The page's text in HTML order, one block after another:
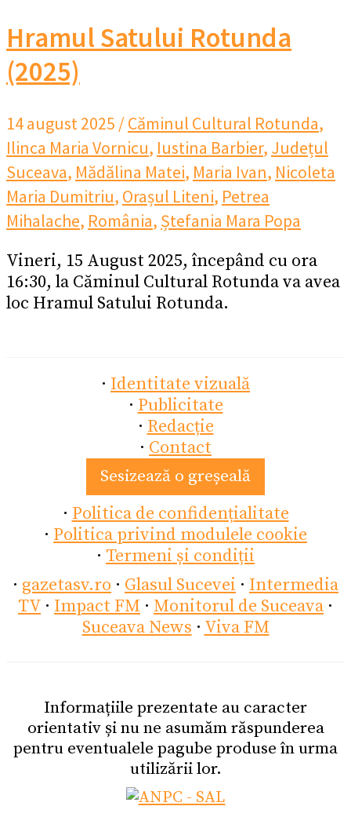
Hramul Satului Rotunda
(2025)
14 august 2025 /Căminul Cultural Rotunda,
Ilinca Maria Vornicu, Iustina Barbier, Județul
Suceava, Mădălina Matei, Maria Ivan, Nicoleta
Maria Dumitriu, Orașul Liteni, Petrea
Mihalache, România, Ștefania Mara Popa
Vineri, 15 August 2025, începând cu ora
16:30, la Căminul Cultural Rotunda va avea
loc Hramul Satului Rotunda.
· Identitate vizuală
· Publicitate
· Redacție
· Contact
Sesizează o greșeală
· Politica de confidențialitate
· Politica privind modulele cookie
· Termeni și condiții
· gazetasv.ro · Glasul Sucevei · Intermedia
TV · Impact FM · Monitorul de Suceava ·
Suceava News · Viva FM
Informațiile prezentate au caracter
orientativ și nu ne asumăm răspunderea
pentru eventualele pagube produse în urma
utilizării lor.